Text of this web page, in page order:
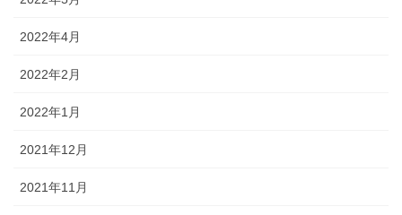
2022年4月
2022年2月
2022年1月
2021年12月
2021年11月